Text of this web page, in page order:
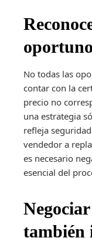
No todas las
contar con la
precio no
una estrategia
refleja
vendedor a
es necesario
esencial del
también